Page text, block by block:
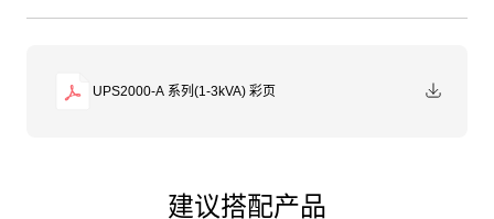
UPS2000-A 系列(1-3kVA) 彩页
建议搭配产品